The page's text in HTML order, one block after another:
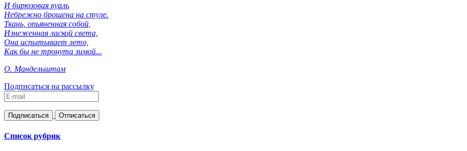
И бирюзовая вуаль
Небрежно брошена на стуле.
Ткань, опьяненная собой,
Изнеженная лаской света,
Она испытывает лето,
Как бы не тронута зимой...
О. Мандельштам
Подписаться на рассылку
Список рубрик